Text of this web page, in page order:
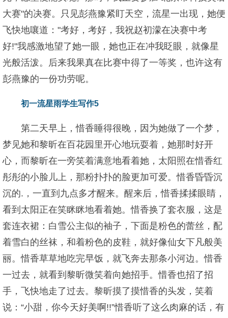
大赛"的决赛。只见彭燕豫紧盯天空，流星一出现，她便
飞快地嚷道："考好，考好，我祝赵初濛在决赛中考
好!"我感激地望了她一眼，她也正在冲我眨眼，就像星
光般活泼。后来我果真在比赛中得了一等奖，也许这有
彭燕豫的一份功劳呢。
初一流星雨学生写作5
第二天早上，惜香睡得很晚，因为她做了一个梦，
梦见她和黎昕在百花园里开心地玩耍着，她那时好开
心，而黎昕在一旁笑着满意地看着她，太阳照在惜香红
彤彤的小脸儿上，那粉扑扑的脸更加可爱。惜香昏昏沉
沉的.，一直到九点多才醒来。醒来后，惜香揉揉眼睛，
看到太阳正在笑眯眯地看着她。惜香换了套衣服，这是
套连衣裙：白雪公主似的袖子，下面是粉色的蕾丝，配
着雪白的丝袜，和着粉色的皮鞋，就好像仙女下凡般美
丽。惜香草草地吃完早饭，就飞奔去那条小河边。惜香
一过去，就看到黎昕微笑着向她招手。惜香也招了招
手，飞快地走了过去。黎昕摸了摸惜香的头发，笑着
说：“小甜，你今天好美啊!!”惜香听了这么肉麻的话，有